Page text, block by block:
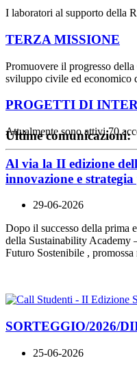
I laboratori al supporto della
TERZA MISSIONE
Promuovere il progresso
sviluppo civile ed economico
PROGETTI DI
Attualmente sono attivi 70
Ultime comunicazioni:
Al via la II edizione
innovazione e
29-06-2026
Dopo il successo della prima
della Sustainability Academy
Futuro Sostenibile ,
SORTEGGIO/2026/
25-06-2026